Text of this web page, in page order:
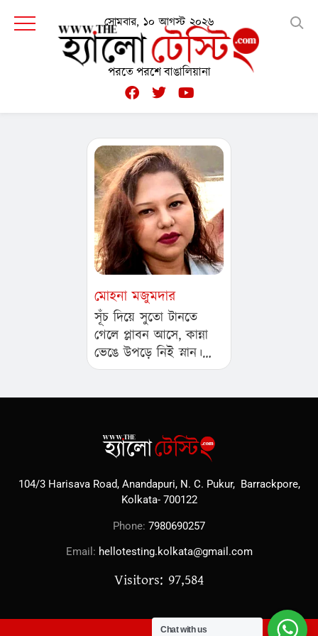
সোমবার, ১০ আগস্ট ২০২৬
পরতে পরশে বাঙালিয়ানা
মোহনা মজুমদার
সূঁচ দিয়ে সুতো টানতে
গেলে প্লাবন আসে, কান্না
ভেঙে উপড়ে নিই স্নান।
আয়নার সামনে খানিক
104/3 Harisava Road, Anandapuri, N. C. Pukur, Barrackpore,
Kolkata- 700122
Phone: 7980690257
Email: hellotesting.kolkata@gmail.com
Visitors: 97,584
Chat with us